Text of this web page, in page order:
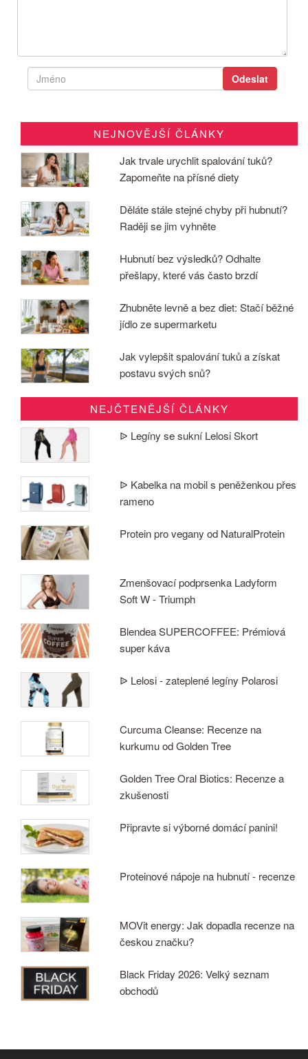
NEJNOVĚJŠÍ ČLÁNKY
Jak trvale urychlit spalování tuků?
Zapomeňte na přísné diety
Děláte stále stejné chyby při hubnutí?
Raději se jim vyhněte
Hubnutí bez výsledků? Odhalte
přešlapy, které vás často brzdí
Zhubněte levně a bez diet: Stačí běžné
jídlo ze supermarketu
Jak vylepšit spalování tuků a získat
postavu svých snů?
NEJČTENĚJŠÍ ČLÁNKY
ᐉ Legíny se sukní Lelosi Skort
ᐉ Kabelka na mobil s peněženkou přes
rameno
Protein pro vegany od NaturalProtein
Zmenšovací podprsenka Ladyform
Soft W - Triumph
Blendea SUPERCOFFEE: Prémiová
super káva
ᐉ Lelosi - zateplené legíny Polarosi
Curcuma Cleanse: Recenze na
kurkumu od Golden Tree
Golden Tree Oral Biotics: Recenze a
zkušenosti
Připravte si výborné domácí panini!
Proteinové nápoje na hubnutí - recenze
MOVit energy: Jak dopadla recenze na
českou značku?
Black Friday 2026: Velký seznam
obchodů